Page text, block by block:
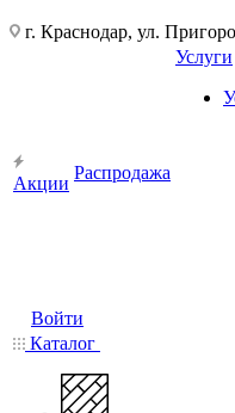
г. Краснодар, ул.
Акции
Распродажа
Услуги
Войти
Каталог